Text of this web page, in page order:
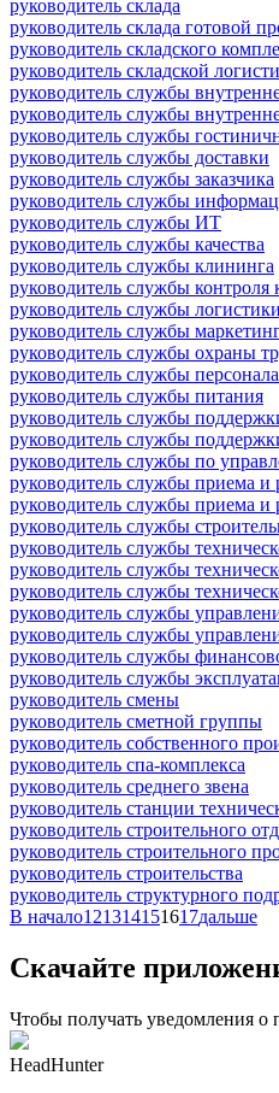
руководитель склада
руководитель склада готовой
руководитель складского
руководитель складской
руководитель службы
руководитель службы
руководитель службы
руководитель службы доставки
руководитель службы заказчика
руководитель службы
руководитель службы ИТ
руководитель службы качества
руководитель службы клининга
руководитель службы контроля
руководитель службы логистики
руководитель службы
руководитель службы охраны
руководитель службы персонала
руководитель службы питания
руководитель службы
руководитель службы
руководитель службы по
руководитель службы приема и
руководитель службы приема и
руководитель службы
руководитель службы
руководитель службы
руководитель службы
руководитель службы
руководитель службы
руководитель службы
руководитель службы
руководитель смены
руководитель сметной группы
руководитель собственного
руководитель спа-комплекса
руководитель среднего звена
руководитель станции
руководитель строительного
руководитель строительного
руководитель строительства
руководитель структурного
В начало121314151617дальше
Скачайте
Чтобы получать уведомления о
HeadHunter